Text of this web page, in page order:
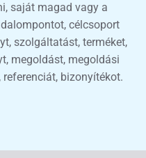
saját magad vagy a
célcsoport
szolgáltatást, terméket,
megoldást, megoldási
bizonyítékot.